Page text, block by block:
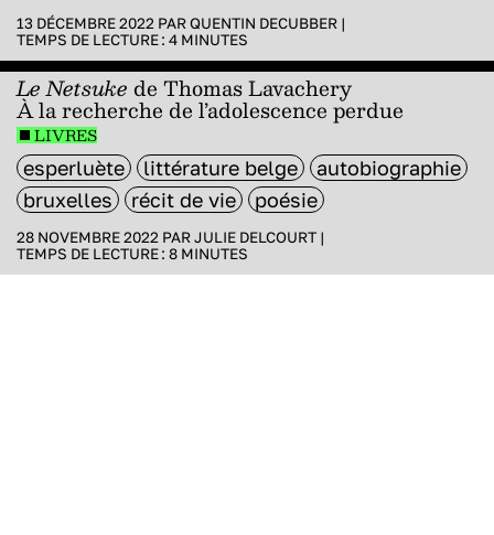
13 DÉCEMBRE 2022 PARQUENTIN DECUBBER |
TEMPS DE LECTURE : 4 MINUTES
Le Netsuke de Thomas Lavachery
À la recherche de l’adolescence perdue
LIVRES
esperluète littérature belge
autobiographie
bruxelles
récit de vie poésie
28 NOVEMBRE 2022 PARJULIE DELCOURT |
TEMPS DE LECTURE : 8 MINUTES